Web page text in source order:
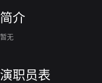
简介
暂无
演职员表